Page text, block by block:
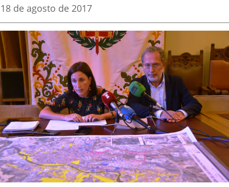
aplicación
externa.
aplicación
externa.
Fecha
la
noticia
18 de agosto de 2017